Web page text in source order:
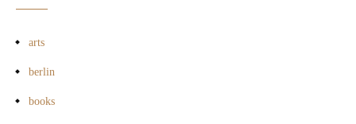
arts
berlin
books